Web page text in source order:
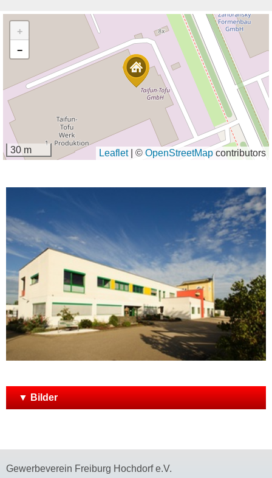
+
−
30 m Leaflet © OpenStreetMap contributors
▼ Bilder
Gewerbeverein Freiburg Hochdorf e.V.